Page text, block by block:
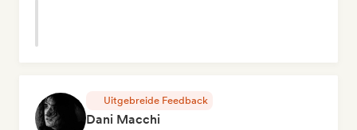
Uitgebreide Feedback
Dani Macchi